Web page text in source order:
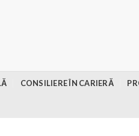
CONSILIERE ÎN CARIERĂ